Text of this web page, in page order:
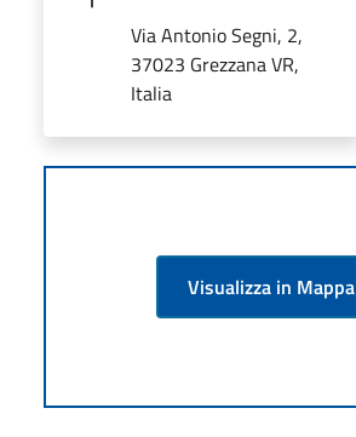
Via Antonio Segni, 2,
37023 Grezzana VR,
Italia
Visualizza in Mappa